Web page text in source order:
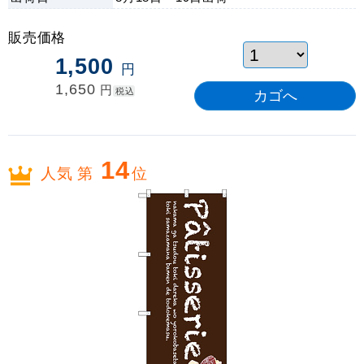
販売価格
1,500 円
1,650 円 税込
人気 第 14位